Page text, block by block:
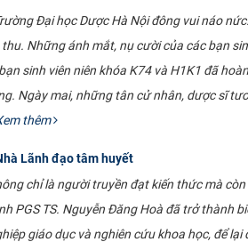
Đại học Dược Hà Nội đông vui náo
Những ánh mắt, nụ cười của các bạn
sinh viên niên khóa K74 và H1K1 đã
Ngày mai, những tân cử nhân, dược sĩ
thêm
Lãnh đạo tâm huyết
chỉ là người truyền đạt kiến thức mà
PGS TS. Nguyễn Đăng Hoà đã trở thành
giáo dục và nghiên cứu khoa học, để